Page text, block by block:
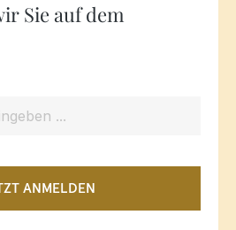
Sie auf dem
ANMELDEN